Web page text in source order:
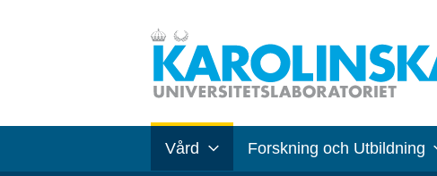
Vård Forskning och Utbildning